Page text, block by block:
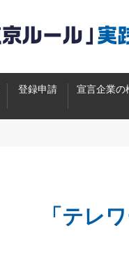
登録申請 宣言企業の
「テレ